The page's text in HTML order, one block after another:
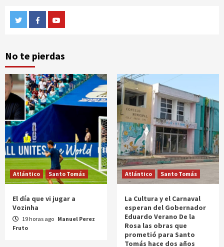
TwitterFacebook
No te pierdas
Atlántico Santo Tomás
El día que vi jugar a
Vozinha
19 horas ago Manuel Perez
Fruto
Atlántico Santo Tomás
La Cultura y el Carnaval
esperan del Gobernador
Eduardo Verano De la
Rosa las obras que
prometió para Santo
Tomás hace dos años